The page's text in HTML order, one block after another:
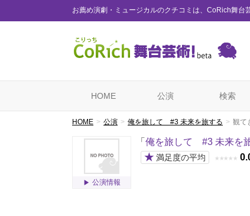
お薦め演劇・ミュージカルのクチコミは、CoRich舞台
HOME 公演 検索
HOME 公演 俺を旅して #3 未来を旅する 観て
公演情報
「 俺を旅して #3 未来を
★ 満足度の平均 ★ ★ ★ ★ ★